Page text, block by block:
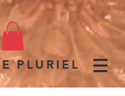
PLURIEL